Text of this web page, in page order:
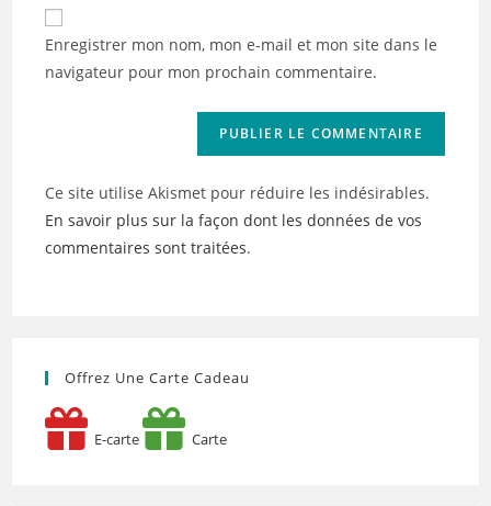
comment
de
votre
(facultatif)
Enregistrer mon nom, mon e-mail et mon site dans le
navigateur pour mon prochain commentaire.
Ce site utilise Akismet pour réduire les indésirables.
En savoir plus sur la façon dont les données de vos
commentaires sont traitées.
Offrez Une Carte Cadeau
E-carte Carte